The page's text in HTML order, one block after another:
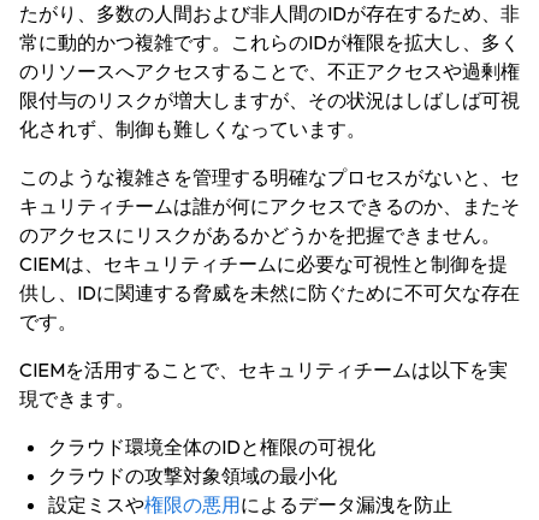
たがり、多数の人間および非人間のIDが存在するため、非
常に動的かつ複雑です。これらのIDが権限を拡大し、多く
のリソースへアクセスすることで、不正アクセスや過剰権
限付与のリスクが増大しますが、その状況はしばしば可視
化されず、制御も難しくなっています。
このような複雑さを管理する明確なプロセスがないと、セ
キュリティチームは誰が何にアクセスできるのか、またそ
のアクセスにリスクがあるかどうかを把握できません。
CIEMは、セキュリティチームに必要な可視性と制御を提
供し、IDに関連する脅威を未然に防ぐために不可欠な存在
です。
CIEMを活用することで、セキュリティチームは以下を実
現できます。
クラウド環境全体のIDと権限の可視化
クラウドの攻撃対象領域の最小化
設定ミスや権限の悪用によるデータ漏洩を防止